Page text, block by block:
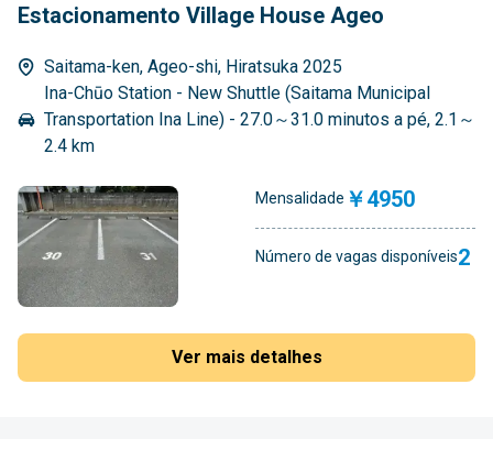
Estacionamento Village House Ageo
Saitama-ken, Ageo-shi, Hiratsuka 2025
Ina-Chūo Station - New Shuttle (Saitama Municipal
Transportation Ina Line) - 27.0～31.0 minutos a pé, 2.1～
2.4 km
Mensalidade ￥4950
Número de vagas disponíveis2
Ver mais detalhes